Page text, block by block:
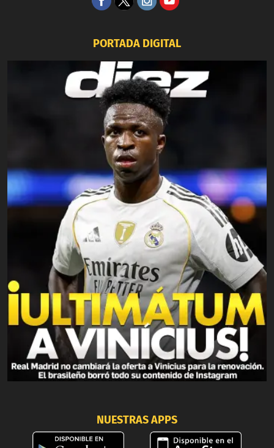
PORTADA DIGITAL
NUESTRAS APPS